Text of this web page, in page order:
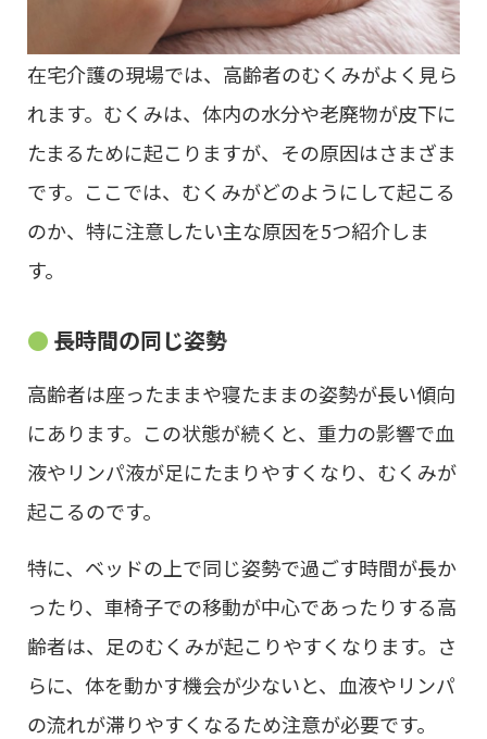
在宅介護の現場では、高齢者のむくみがよく見ら
れます。むくみは、体内の水分や老廃物が皮下に
たまるために起こりますが、その原因はさまざま
です。ここでは、むくみがどのようにして起こる
のか、特に注意したい主な原因を5つ紹介しま
す。
長時間の同じ姿勢
高齢者は座ったままや寝たままの姿勢が長い傾向
にあります。この状態が続くと、重力の影響で血
液やリンパ液が足にたまりやすくなり、むくみが
起こるのです。
特に、ベッドの上で同じ姿勢で過ごす時間が長か
ったり、車椅子での移動が中心であったりする高
齢者は、足のむくみが起こりやすくなります。さ
らに、体を動かす機会が少ないと、血液やリンパ
の流れが滞りやすくなるため注意が必要です。